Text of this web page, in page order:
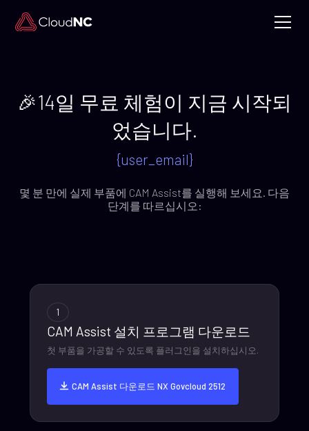
🎉14일 무료 체험이 지금 시작되
었습니다.
{user_email}
몇 분 만에 실제 부품에 CAM Assist를 실행해 보세요. 다음
단계를 따르십시오:
1
CAM Assist 설치 프로그램 다운로드
첫 부품을 가공할 수 있도록 플러그인을 설치하십시오.
CAM Assist 다운로드 NX Govcloud 2512